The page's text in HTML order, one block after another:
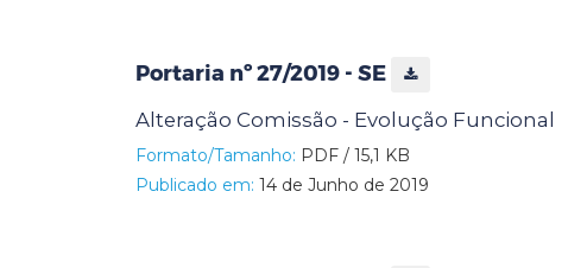
Portaria nº 27/2019 - SE
Alteração Comissão - Evolução Funcional
Formato/Tamanho: PDF / 15,1 KB
Publicado em: 14 de Junho de 2019